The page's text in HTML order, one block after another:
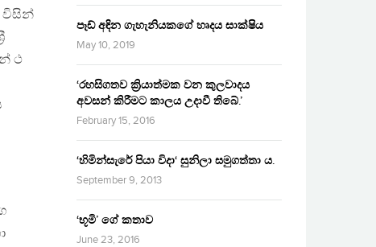
විසින්
ථ
පෑඩ් අඳින ගැහැනියකගේ හෘදය සාක්ෂිය
May 10, 2019
‘රහසිගතව ක්‍රියාත්මක වන කුලවාදය
අවසන් කිරීමට කාලය උදාවී තිබේ.’
February 15, 2016
‘හිමින්සැරේ පියා විදා‘ සුනිලා සමුගත්තා ය.
September 9, 2013
‘භූමි’ ගේ කතාව
June 23, 2016